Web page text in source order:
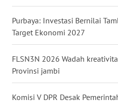
Purbaya: Investasi Bernilai
Target Ekonomi 2027
FLSN3N 2026 Wadah
Provinsi jambi
Komisi V DPR Desak
BALI
WN
KALBAR
WN
KALTENG